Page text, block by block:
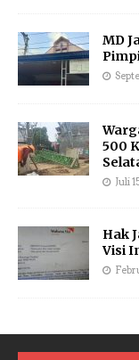
MD
500
Juli
Hak
Visi